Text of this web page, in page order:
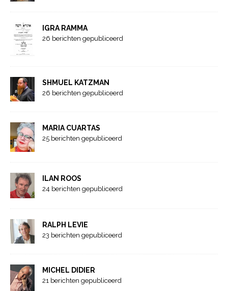
IGRA RAMMA
26 berichten gepubliceerd
SHMUEL KATZMAN
26 berichten gepubliceerd
MARIA CUARTAS
25 berichten gepubliceerd
ILAN ROOS
24 berichten gepubliceerd
RALPH LEVIE
23 berichten gepubliceerd
MICHEL DIDIER
21 berichten gepubliceerd